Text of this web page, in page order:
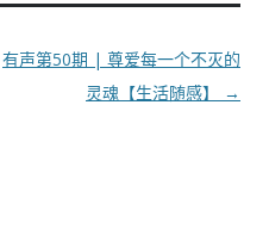
有声第50期 | 尊爱每一个不灭的
灵魂【生活随感】
→